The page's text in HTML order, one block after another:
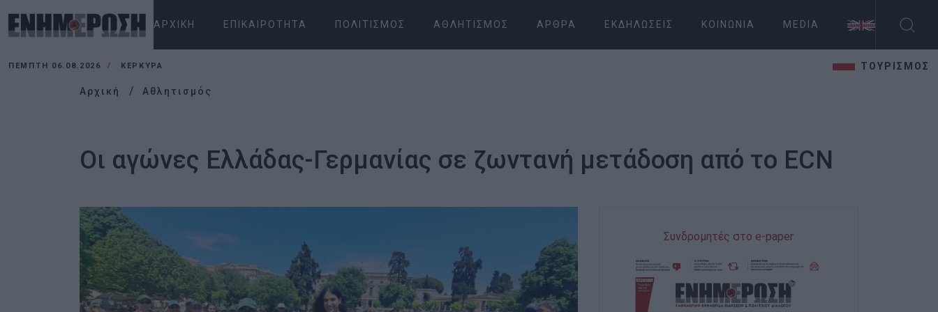
ΑΡΧΙΚΉ ΕΠΙΚΑΙΡΌΤΗΤΑ ΠΟΛΙΤΙΣΜΌΣ ΑΘΛΗΤΙΣΜΌΣ ΆΡΘΡΑ ΕΚΔΗΛΏΣΕΙΣ ΚΟΙΝΩΝΊΑ MEDIA
ΠΈΜΠΤΗ 06.08.2026 ΚΕΡΚΥΡΑ ΤΟΥΡΙΣΜΟΣ
Αρχική Αθλητισμός
Οι αγώνες Ελλάδας-Γερμανίας σε ζωντανή μετάδοση από το ECN
Συνδρομητές στο e-paper